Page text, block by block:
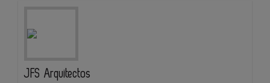
JFS Arquitectos